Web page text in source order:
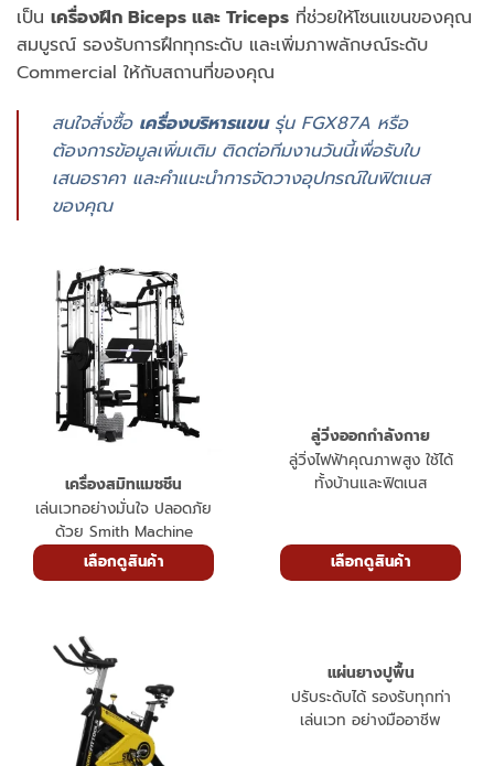
เป็น เครื่องฝึก Biceps และ Triceps ที่ช่วยให้โซนแขนของคุณ
สมบูรณ์ รองรับการฝึกทุกระดับ และเพิ่มภาพลักษณ์ระดับ
Commercial ให้กับสถานที่ของคุณ
สนใจสั่งซื้อ เครื่องบริหารแขนรุ่น FGX87A หรือ
ต้องการข้อมูลเพิ่มเติม ติดต่อทีมงานวันนี้เพื่อรับใบ
เสนอราคา และคำแนะนำการจัดวางอุปกรณ์ในฟิตเนส
ของคุณ
เครื่องสมิทแมชชีน
เล่นเวทอย่างมั่นใจ ปลอดภัย
ด้วย Smith Machine
เลือกดูสินค้า
ลู่วิ่งออกกำลังกาย
เลือกดูสินค้า
แผ่นยางปูพื้น
ปรับระดับได้ รองรับทุกท่า
เล่นเวท อย่างมืออาชีพ